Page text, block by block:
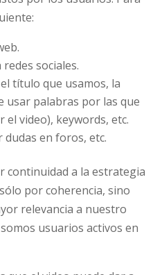
sociales.
título que usamos, la
usar palabras por las que
video), keywords, etc.
en foros, etc.
continuidad a la estrategia
por coherencia, sino
relevancia a nuestro
usuarios activos en